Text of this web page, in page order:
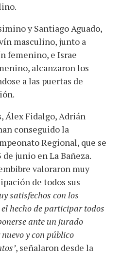
y Santiago Aguado,
masculino, junto a
femenino, e Israe
alcanzaron los
a las puertas de
Álex Fidalgo, Adrián
conseguido la
Regional, que se
junio en La Bañeza.
valoraron muy
de todos sus
satisfechos con los
hecho de participar todos
ante un jurado
y con público
, señalaron desde la